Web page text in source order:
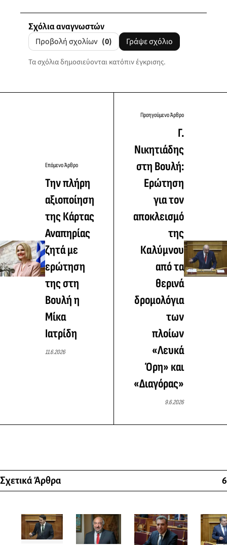
Σχόλια αναγνωστών
Προβολή σχολίων (0) Γράψε σχόλιο
Τα σχόλια δημοσιεύονται κατόπιν έγκρισης.
Επόμενο Άρθρο
Την πλήρη
αξιοποίηση
της Κάρτας
Αναπηρίας
ζητά με
ερώτηση
της στη
Βουλή η
Μίκα
Ιατρίδη
11.6.2026
Προηγούμενο Άρθρο
Γ.
Νικητιάδης
στη Βουλή:
Ερώτηση
για τον
αποκλεισμό
της
Καλύμνου
από τα
θερινά
δρομολόγια
των
πλοίων
«Λευκά
Όρη» και
«Διαγόρας»
9.6.2026
Σχετικά Άρθρα 6